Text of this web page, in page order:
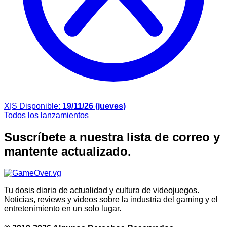
X|S Disponible: 19/11/26 (jueves)
Todos los lanzamientos
Suscríbete a nuestra lista de correo y
mantente actualizado.
Tu dosis diaria de actualidad y cultura de videojuegos.
Noticias, reviews y videos sobre la industria del gaming y el
entretenimiento en un solo lugar.